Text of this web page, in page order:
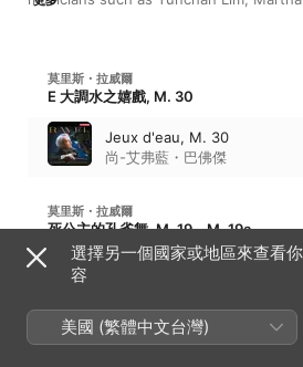
莫里斯・拉威爾
E 大調水之嬉戲, M. 30
Jeux d'eau, M. 30
尚-艾弗藍・巴佛傑
莫里斯・拉威爾
死公主的孔雀舞, M. 19，M. 19a
Pavane pour une infante
選擇另一個國家或地區來查看
容
美國 (繁體中文台灣)